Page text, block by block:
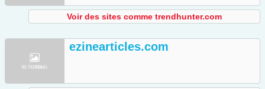
Voir des sites comme trendhunter.com
ezinearticles.com